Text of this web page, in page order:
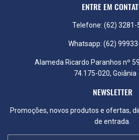
ENTRE EM
Telefone: (62) 3281-
Whatsapp: (62)
Alameda Ricardo Paranhos nº
74.175-020, Goiânia
NEWSLETTER
Promoções, novos produtos e ofertas,
de entrada.